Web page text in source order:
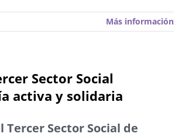
Más información
Sector Social
activa y solidaria
Sector Social de